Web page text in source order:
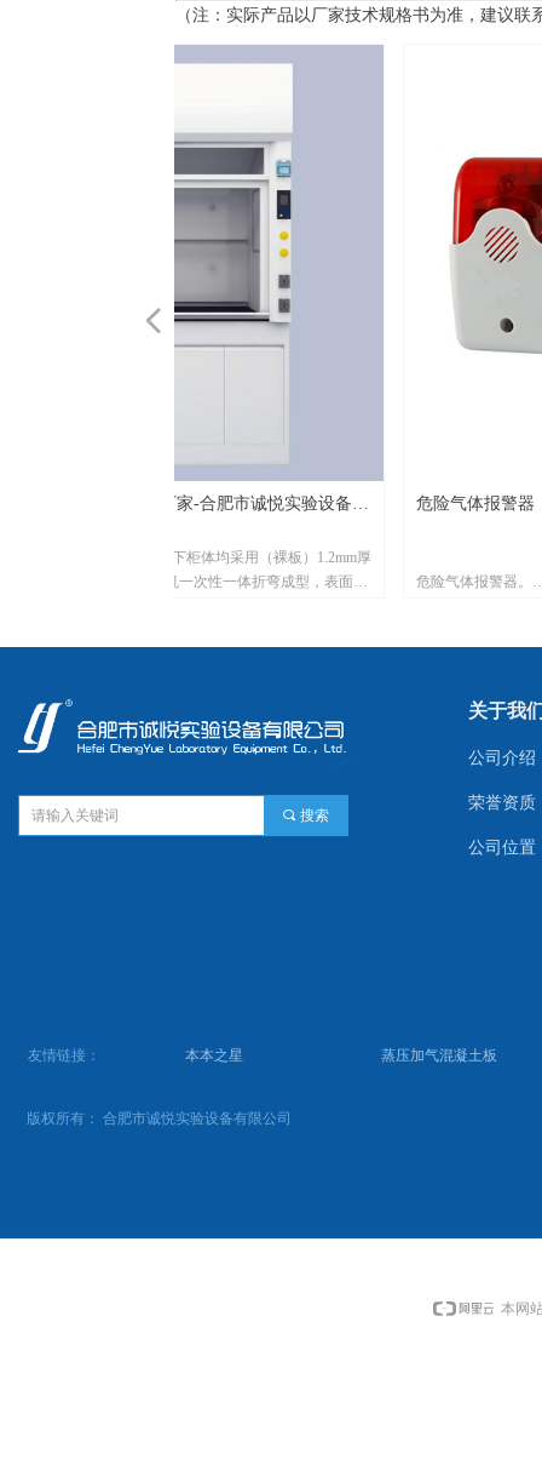
经环氧树脂粉末静
4mm钢化玻璃，门开
腐蚀的聚氯乙稀材质
-合肥市诚悦实验设备有
柜体均采用（裸板）1.2mm厚
次性一体折弯成型，表面经
材，表面经环氧树脂粉末静
内嵌入4mm钢化玻璃，门开
置由抗腐蚀的聚氯乙稀材质
危险气体报警器
危险气体报警器。
넳
（注：实际产品以厂家技术规格书为准，建议
关于我
公司介绍
荣誉资质
公司位置
끠 搜索
友情链接： 本本之星 蒸压加气混凝土板
版权所有： 合肥市诚悦实验设备有限公司
本网